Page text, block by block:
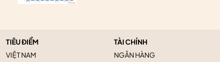
TIÊU ĐIỂM
VIỆT NAM
TÀI CHÍNH
NGÂN HÀNG